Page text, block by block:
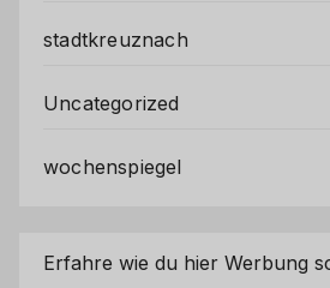
stadtkreuznach
Uncategorized
wochenspiegel
Erfahre wie du hier Werbung